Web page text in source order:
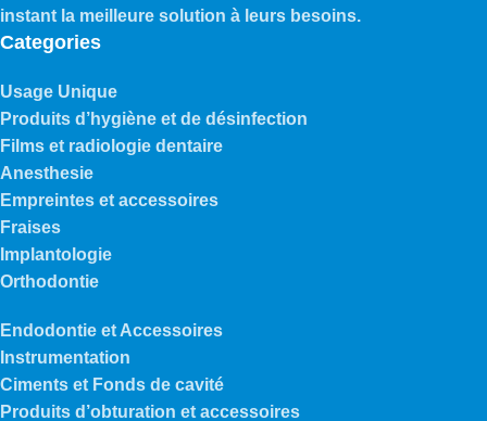
instant la meilleure solution à leurs besoins.
Categories
Usage Unique
Produits d’hygiène et de désinfection
Films et radiologie dentaire
Anesthesie
Empreintes et accessoires
Fraises
Implantologie
Orthodontie
Endodontie et Accessoires
Instrumentation
Ciments et Fonds de cavité
Produits d’obturation et accessoires